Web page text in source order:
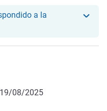
a la
5.0/5
19/08/2025